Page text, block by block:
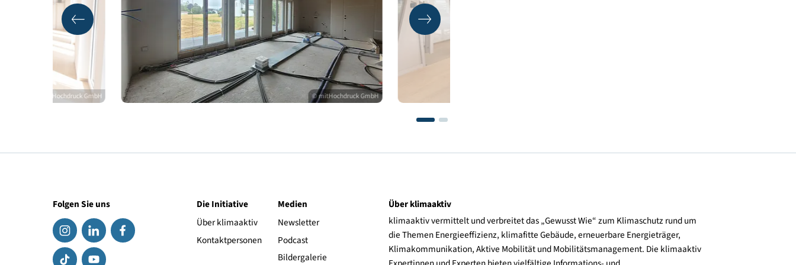
Qualitätssicherung
© mitHochdruck GmbH © mitHochdruck GmbH © mitHochdruck GmbH